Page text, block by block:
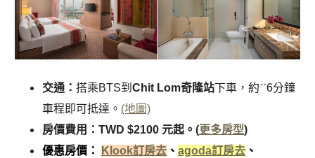
交通： 搭乘BTS到 Chit Lom奇隆站下車，約ˊˊ6分鐘
車程即可抵達。 (地圖)
房價費用：TWD $2100 元起。(更多房型)
優惠房價：
Klook訂房去 、 agoda訂房去 、